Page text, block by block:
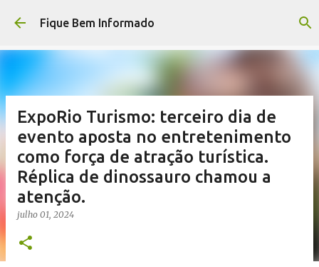
Pular para o conteúdo principal
Fique Bem Informado
ExpoRio Turismo: terceiro dia de
evento aposta no entretenimento
como força de atração turística.
Réplica de dinossauro chamou a
atenção.
julho 01, 2024